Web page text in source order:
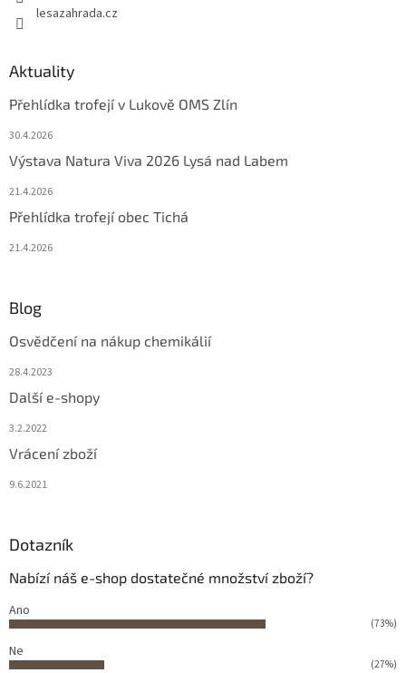
lesazahrada.cz
Aktuality
Přehlídka trofejí v Lukově OMS Zlín
30.4.2026
Výstava Natura Viva 2026 Lysá nad Labem
21.4.2026
Přehlídka trofejí obec Tichá
21.4.2026
Blog
Osvědčení na nákup chemikálií
28.4.2023
Další e-shopy
3.2.2022
Vrácení zboží
9.6.2021
Dotazník
Nabízí náš e-shop dostatečné množství zboží?
Ano
(73%)
Ne
(27%)